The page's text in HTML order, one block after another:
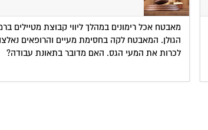
מאבטח אכל רימונים במהלך ליווי קבוצת מטיילים
הגולן. המאבטח לקה בחסימת מעיים והרופאים נאלצו
לכרות את המעי הגס. האם מדובר בתאונת עבודה?